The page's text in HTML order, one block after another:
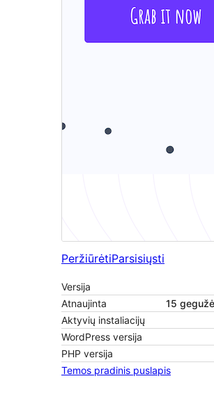
PeržiūrėtiParsisiųsti
Versija
Atnaujinta
15
Aktyvių instaliacijų
WordPress versija
PHP versija
Temos pradinis puslapis